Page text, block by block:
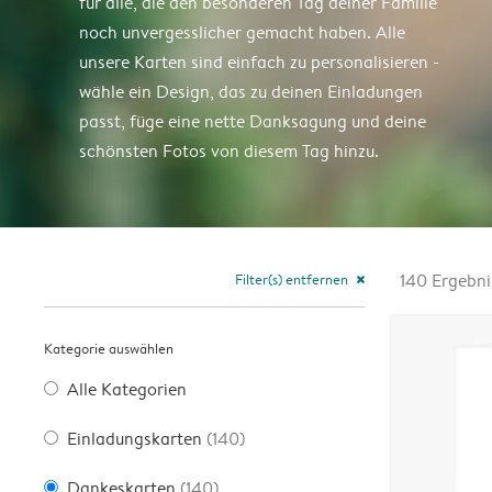
noch unvergesslicher gemacht haben. Alle
unsere Karten sind einfach zu personalisieren -
wähle ein Design, das zu deinen Einladungen
passt, füge eine nette Danksagung und deine
schönsten Fotos von diesem Tag hinzu.
Filter(s) entfernen close
Kategorie auswählen
Alle Kategorien
Einladungskarten (140)
140